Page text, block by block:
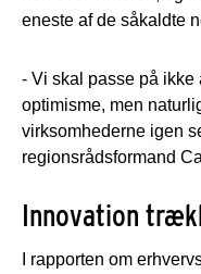
eneste af de såkaldte
- Vi skal passe på ikke
optimisme, men
virksomhederne igen
regionsrådsformand
Innovation
I rapporten om